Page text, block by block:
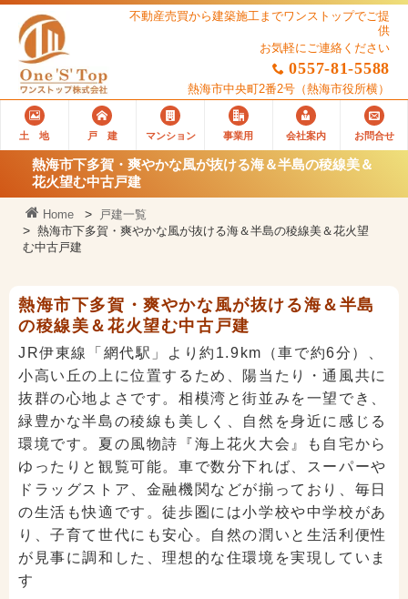
不動産売買から建築施工までワンストップでご提
供
お気軽にご連絡ください
0557-81-5588
熱海市中央町2番2号 （熱海市役所横）
土 地 戸 建 マンション 事業用 会社案内 お問合せ
熱海市下多賀・爽やかな風が抜ける海＆半島の稜線美＆
花火望む中古戸建
Home
戸建一覧
熱海市下多賀・爽やかな風が抜ける海＆半島の稜線美＆花火望
む中古戸建
熱海市下多賀・爽やかな風が抜ける海＆半島
の稜線美＆花火望む中古戸建
JR伊東線「網代駅」より約1.9km（車で約6分）、
小高い丘の上に位置するため、陽当たり・通風共に
抜群の心地よさです。相模湾と街並みを一望でき、
緑豊かな半島の稜線も美しく、自然を身近に感じる
環境です。夏の風物詩『海上花火大会』も自宅から
ゆったりと観覧可能。車で数分下れば、スーパーや
ドラッグストア、金融機関などが揃っており、毎日
の生活も快適です。徒歩圏には小学校や中学校があ
り、子育て世代にも安心。自然の潤いと生活利便性
が見事に調和した、理想的な住環境を実現していま
す